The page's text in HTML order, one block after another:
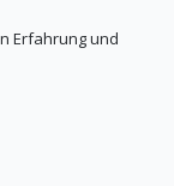
Erfahrung und